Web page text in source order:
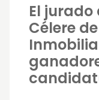
El jurado
Célere